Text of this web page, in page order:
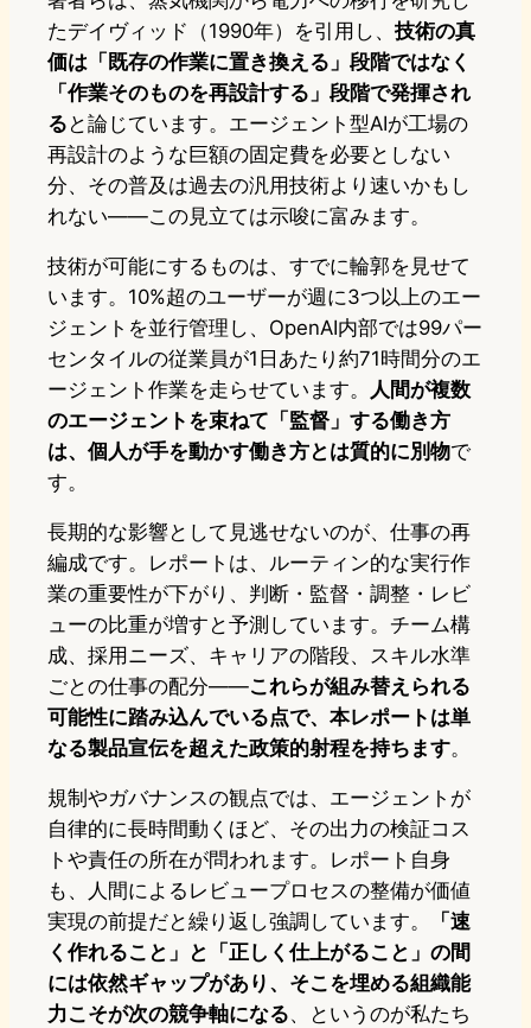
たデイヴィッド（1990年）を引用し、 技術の真
価は「既存の作業に置き換える」段階ではなく
「作業そのものを再設計する」段階で発揮され
る と論じています。エージェント型AIが工場の
再設計のような巨額の固定費を必要としない
分、その普及は過去の汎用技術より速いかもし
れない——この見立ては示唆に富みます。
技術が可能にするものは、すでに輪郭を見せて
います。10%超のユーザーが週に3つ以上のエー
ジェントを並行管理し、OpenAI内部では99パー
センタイルの従業員が1日あたり約71時間分のエ
ージェント作業を走らせています。 人間が複数
のエージェントを束ねて「監督」する働き方
は、個人が手を動かす働き方とは質的に別物で
す。
長期的な影響として見逃せないのが、仕事の再
編成です。レポートは、ルーティン的な実行作
業の重要性が下がり、判断・監督・調整・レビ
ューの比重が増すと予測しています。チーム構
成、採用ニーズ、キャリアの階段、スキル水準
ごとの仕事の配分——これらが組み替えられる
可能性に踏み込んでいる点で、本レポートは単
なる製品宣伝を超えた政策的射程を持ちます。
規制やガバナンスの観点では、エージェントが
自律的に長時間動くほど、その出力の検証コス
トや責任の所在が問われます。レポート自身
も、人間によるレビュープロセスの整備が価値
実現の前提だと繰り返し強調しています。
「速
く作れること」と「正しく仕上がること」の間
には依然ギャップがあり、そこを埋める組織能
力こそが次の競争軸になる、というのが私たち